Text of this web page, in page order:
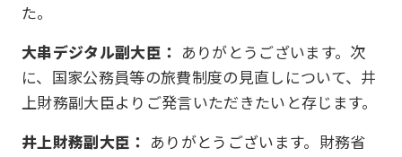
た。
大串デジタル副大臣： ありがとうございます。次
に、国家公務員等の旅費制度の見直しについて、井
上財務副大臣よりご発言いただきたいと存じます。
井上財務副大臣： ありがとうございます。財務省